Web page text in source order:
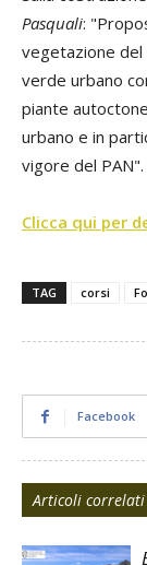
Pasquali:
vegetazione del
verde urbano
piante
urbano e in
vigore del PAN".
Clicca qui per
TAG corsi
Facebook
Articoli correlati